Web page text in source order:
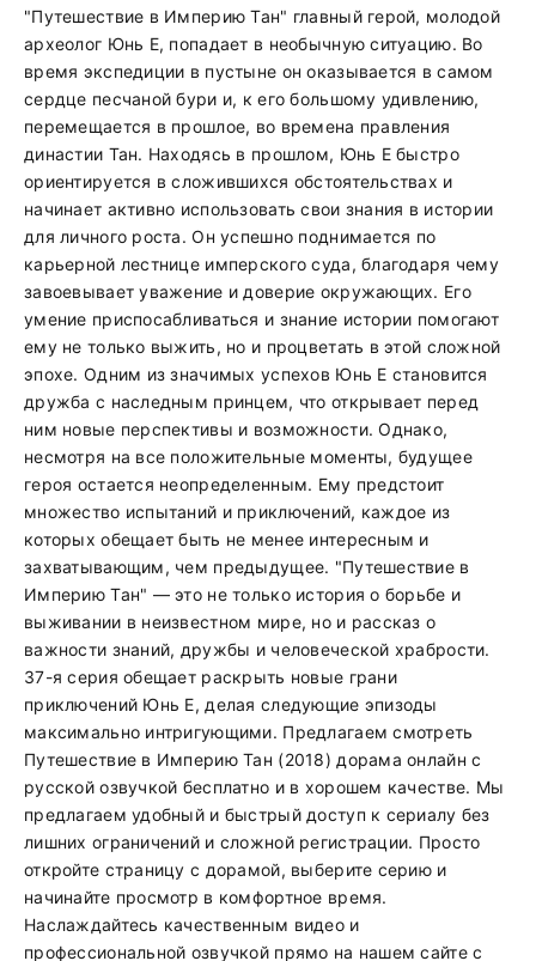
"Путешествие в Империю Тан" главный герой, молодой
археолог Юнь Е, попадает в необычную ситуацию. Во
время экспедиции в пустыне он оказывается в самом
сердце песчаной бури и, к его большому удивлению,
перемещается в прошлое, во времена правления
династии Тан. Находясь в прошлом, Юнь Е быстро
ориентируется в сложившихся обстоятельствах и
начинает активно использовать свои знания в истории
для личного роста. Он успешно поднимается по
карьерной лестнице имперского суда, благодаря чему
завоевывает уважение и доверие окружающих. Его
умение приспосабливаться и знание истории помогают
ему не только выжить, но и процветать в этой сложной
эпохе. Одним из значимых успехов Юнь Е становится
дружба с наследным принцем, что открывает перед
ним новые перспективы и возможности. Однако,
несмотря на все положительные моменты, будущее
героя остается неопределенным. Ему предстоит
множество испытаний и приключений, каждое из
которых обещает быть не менее интересным и
захватывающим, чем предыдущее. "Путешествие в
Империю Тан" — это не только история о борьбе и
выживании в неизвестном мире, но и рассказ о
важности знаний, дружбы и человеческой храбрости.
37-я серия обещает раскрыть новые грани
приключений Юнь Е, делая следующие эпизоды
максимально интригующими. Предлагаем смотреть
Путешествие в Империю Тан (2018) дорама онлайн с
русской озвучкой бесплатно и в хорошем качестве. Мы
предлагаем удобный и быстрый доступ к сериалу без
лишних ограничений и сложной регистрации. Просто
откройте страницу с дорамой, выберите серию и
начинайте просмотр в комфортное время.
Наслаждайтесь качественным видео и
профессиональной озвучкой прямо на нашем сайте с